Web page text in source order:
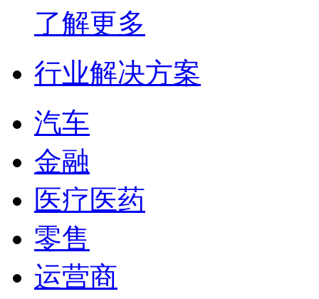
了解更多
行业解决方案
汽车
金融
医疗医药
零售
运营商